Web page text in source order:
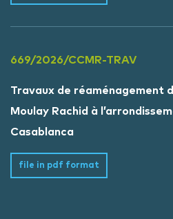
669/2026/CCMR-TRAV
Travaux de réaménagement
Moulay Rachid à
Casablanca
file in pdf format